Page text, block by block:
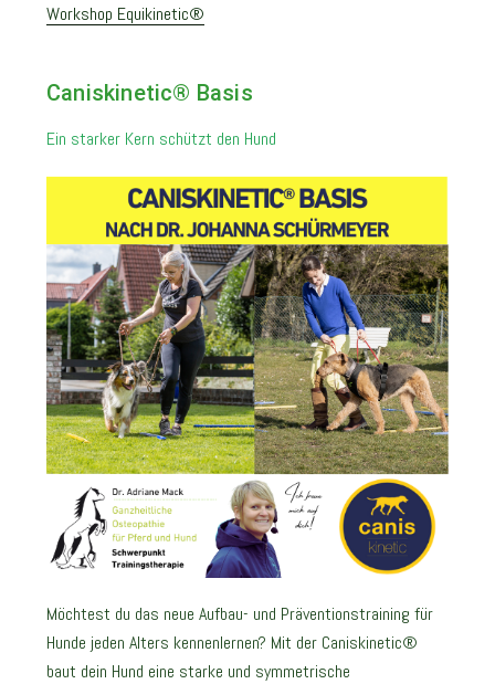
Workshop Equikinetic®
Caniskinetic® Basis
Ein starker Kern schützt den Hund
Möchtest du das neue Aufbau- und Präventionstraining für
Hunde jeden Alters kennenlernen? Mit der Caniskinetic®
baut dein Hund eine starke und symmetrische